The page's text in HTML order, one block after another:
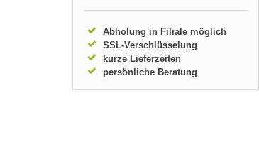
Abholung in Filiale möglich
SSL-Verschlüsselung
kurze Lieferzeiten
persönliche Beratung